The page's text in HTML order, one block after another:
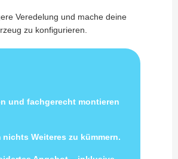
Veredelung und mache deine
zu konfigurieren.
und fachgerecht montieren
Weiteres zu kümmern.